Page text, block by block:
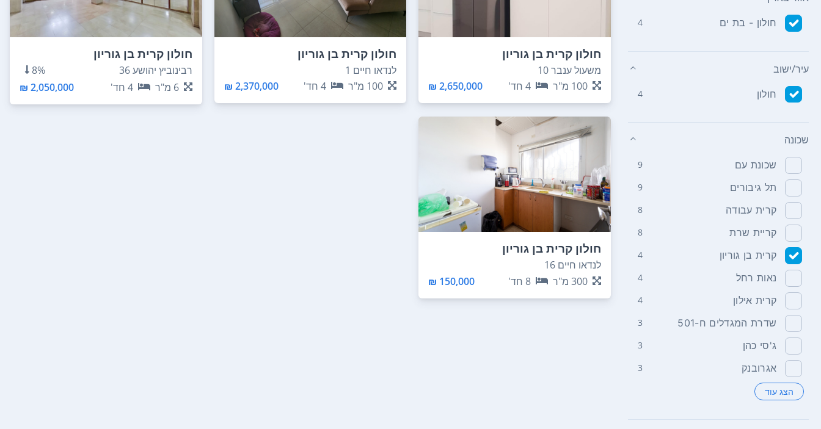
חולון - בת ים 4
עיר/ישוב
חולון 4
שכונה
שכונת עם 9
תל גיבורים 9
קרית עבודה 8
קריית שרת 8
קרית בן גוריון 4
נאות רחל 4
קרית אילון 4
שדרת המגדלים ח-501 3
ג'סי כהן 3
אגרובנק 3
הצג עוד
חולון קרית בן גוריון
משעול ענבר 10
100 מ"ר 4 חד' 2,650,000 ₪
חולון קרית בן גוריון
לנדאו חיים 1
100 מ"ר 4חד' 2,370,000 ₪
חולון קרית בן גוריון
רבינוביץ יהושע 36
8%
6 מ"ר 4 חד' 2,050,000 ₪
חולון קרית בן גוריון
לנדאו חיים 16
300 מ"ר 8 חד' 150,000 ₪